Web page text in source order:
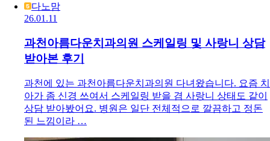
다노맘
26.01.11
과천아름다운치과의원 스케일링 및 사랑니 상담
받아본 후기
과천에 있는 과천아름다운치과의원 다녀왔습니다. 요즘 치
아가 좀 신경 쓰여서 스케일링 받을 겸 사랑니 상태도 같이
상담 받아봤어요. 병원은 일단 전체적으로 깔끔하고 정돈
된 느낌이라 …